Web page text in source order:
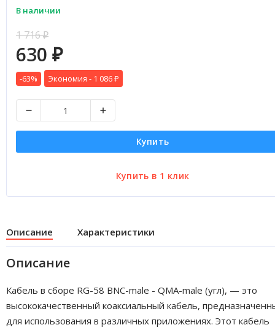
В наличии
1 716₽
630 ₽
-63% Экономия - 1 086 ₽
Купить
Описание Характеристики
Описание
Кабель в сборе RG-58 BNC-male - QMA-male (угл), — это
высококачественный коаксиальный кабель,
для использования в различных приложениях. Этот кабель